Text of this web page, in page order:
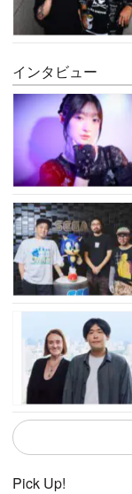
インタビュー
Pick Up!